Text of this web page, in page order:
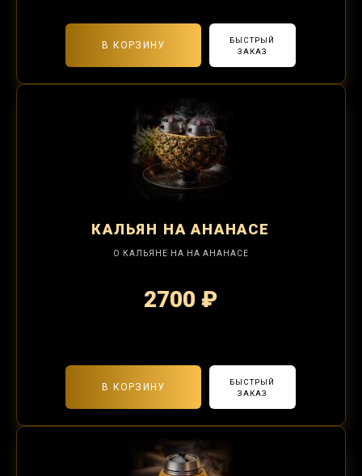
В КОРЗИНУ
БЫСТРЫЙ
ЗАКАЗ
КАЛЬЯН НА АНАНАСЕ
О КАЛЬЯНЕ НА НА АНАНАСЕ
2700 ₽
В КОРЗИНУ
БЫСТРЫЙ
ЗАКАЗ